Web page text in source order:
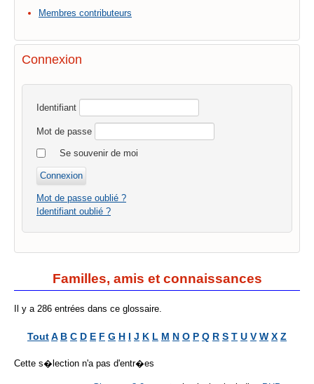
Membres contributeurs
Connexion
Identifiant
Mot de passe
Se souvenir de moi
Mot de passe oublié ?
Identifiant oublié ?
Familles, amis et connaissances
Il y a 286 entrées dans ce glossaire.
ToutA B C D E F G H I J K L M N O P Q R S T U V W X Z
Cette s�lection n'a pas d'entr�es